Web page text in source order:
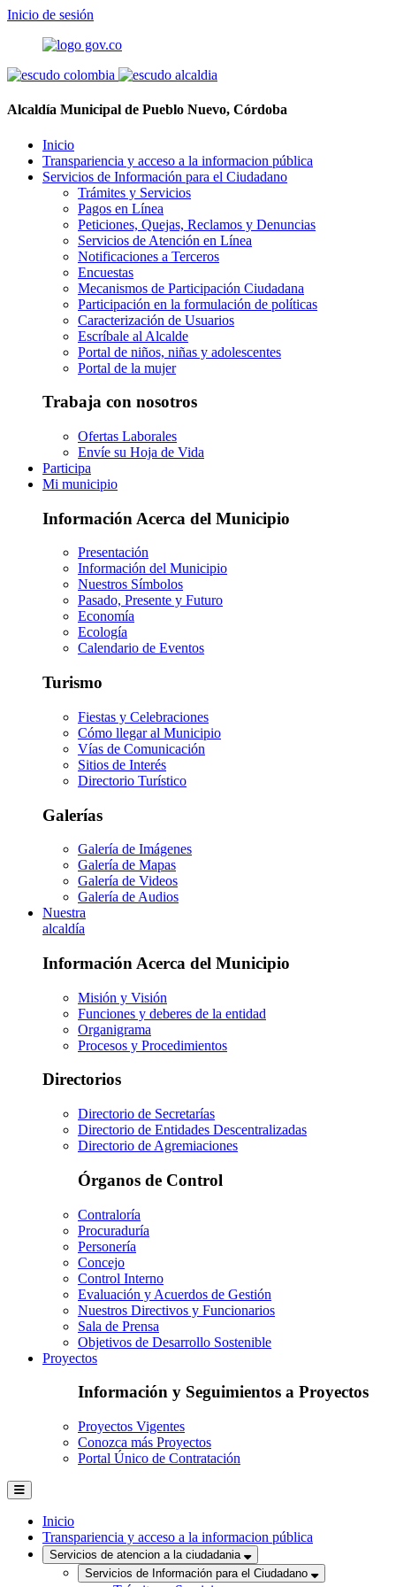
Inicio de sesión
Alcaldía Municipal de Pueblo Nuevo, Córdoba
Inicio
Transpariencia y acceso a la informacion pública
Servicios de Información para el Ciudadano
Trámites y Servicios
Pagos en Línea
Peticiones, Quejas, Reclamos y Denuncias
Servicios de Atención en Línea
Notificaciones a Terceros
Encuestas
Mecanismos de Participación Ciudadana
Participación en la formulación de políticas
Caracterización de Usuarios
Escríbale al Alcalde
Portal de niños, niñas y adolescentes
Portal de la mujer
Trabaja con nosotros
Ofertas Laborales
Envíe su Hoja de Vida
Participa
Mi municipio
Información Acerca del Municipio
Presentación
Información del Municipio
Nuestros Símbolos
Pasado, Presente y Futuro
Economía
Ecología
Calendario de Eventos
Turismo
Fiestas y Celebraciones
Cómo llegar al Municipio
Vías de Comunicación
Sitios de Interés
Directorio Turístico
Galerías
Galería de Imágenes
Galería de Mapas
Galería de Videos
Galería de Audios
Nuestra
alcaldía
Información Acerca del Municipio
Misión y Visión
Funciones y deberes de la entidad
Organigrama
Procesos y Procedimientos
Directorios
Directorio de Secretarías
Directorio de Entidades Descentralizadas
Directorio de Agremiaciones
Órganos de Control
Contraloría
Procuraduría
Personería
Concejo
Control Interno
Evaluación y Acuerdos de Gestión
Nuestros Directivos y Funcionarios
Sala de Prensa
Objetivos de Desarrollo Sostenible
Proyectos
Información y Seguimientos a Proyectos
Proyectos Vigentes
Conozca más Proyectos
Portal Único de Contratación
Inicio
Transpariencia y acceso a la informacion pública
Servicios de atencion a la ciudadania
Servicios de Información para el Ciudadano